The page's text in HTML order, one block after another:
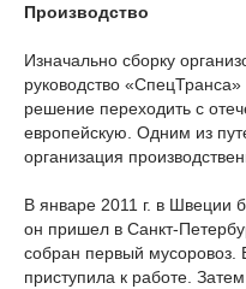
Производство
Изначально сборку
руководство
решение переходить с
европейскую. Одним из
организация
В январе 2011 г. в Швеции
он пришел в Санкт-
собран первый
приступила к работе.